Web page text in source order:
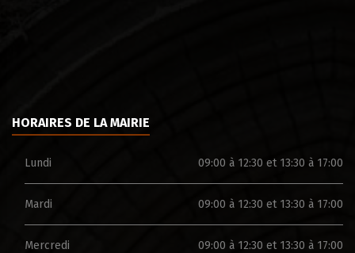
HORAIRES DE LA MAIRIE
Lundi 09:00 à 12:30 et 13:30 à 17:00
Mardi 09:00 à 12:30 et 13:30 à 17:00
Mercredi 09:00 à 12:30 et 13:30 à 17:00